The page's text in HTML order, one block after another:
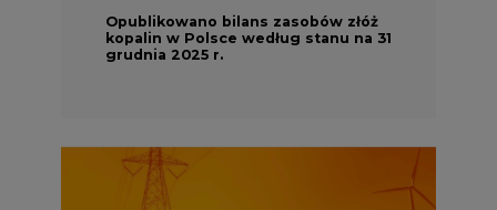
Opublikowano bilans zasobów złóż
kopalin w Polsce według stanu na 31
grudnia 2025 r.